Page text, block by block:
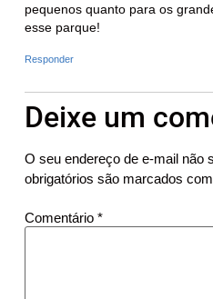
pequenos quanto para os
esse parque!
Responder
Deixe um
O seu endereço de e-mail não
obrigatórios são marcados com
Comentário *